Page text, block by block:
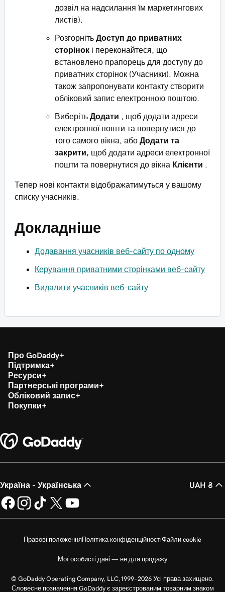
дозвіл на надсилання їм маркетингових
листів).
Розгорніть Доступ до приватних
сторінок і переконайтеся, що
встановлено прапорець для доступу до
приватних сторінок (Учасники). Можна
також запропонувати контакту створити
обліковий запис електронною поштою.
Виберіть Додати , щоб додати адреси
електронної пошти та повернутися до
того самого вікна, або Додати та
закрити, щоб додати адреси електронної
пошти та повернутися до вікна Клієнти
Тепер нові контакти відображатимуться у вашому
списку учасників.
Докладніше
Додавання учасників веб-сайту по одному
Керування приватними сторінками веб-сайту
Видалити учасників веб-сайту
Про GoDaddy
Підтримка
Ресурси
Партнерські програми
Обліковий запис
Покупки
Україна - Українська UAH ₴
Правові положенняПолітика конфіденційностіФайли cookie
Мої особисті дані — не для продажу
© GoDaddy Operating Company, LLC,1999–2026 Усі права захищено.
Словесне позначення GoDaddy є зареєстрованим товарним знаком